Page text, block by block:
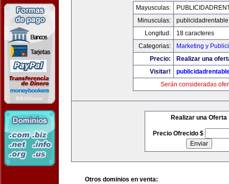
Mayusculas:
Minusculas:
Longitud:
18 caracteres
Categorias:
Marketing y
Precio:
Realizar una
Visitar!
Serán consideradas
Realizar una Oferta
Precio Ofrecido $
Otros dominios en venta: